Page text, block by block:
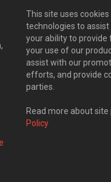
This site uses
technologies to
your ability to provide
your use of our
assist with our
efforts, and provide
parties.
Read more about site
Policy